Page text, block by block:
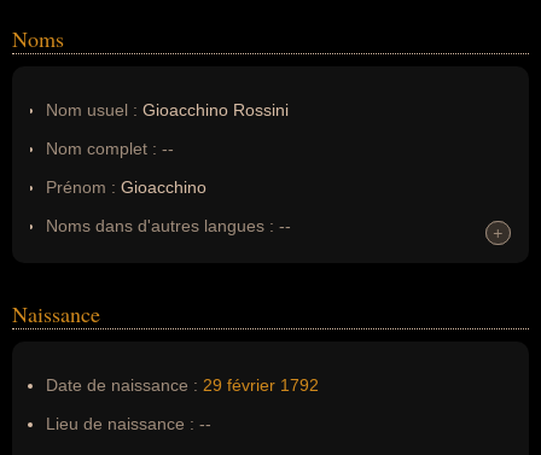
Noms
Nom usuel : Gioacchino Rossini
Nom complet : --
Prénom : Gioacchino
Noms dans d'autres langues : --
Nom de famille :Rossini
+
+
Naissance
Date de naissance : 29 février 1792
Lieu de naissance : --